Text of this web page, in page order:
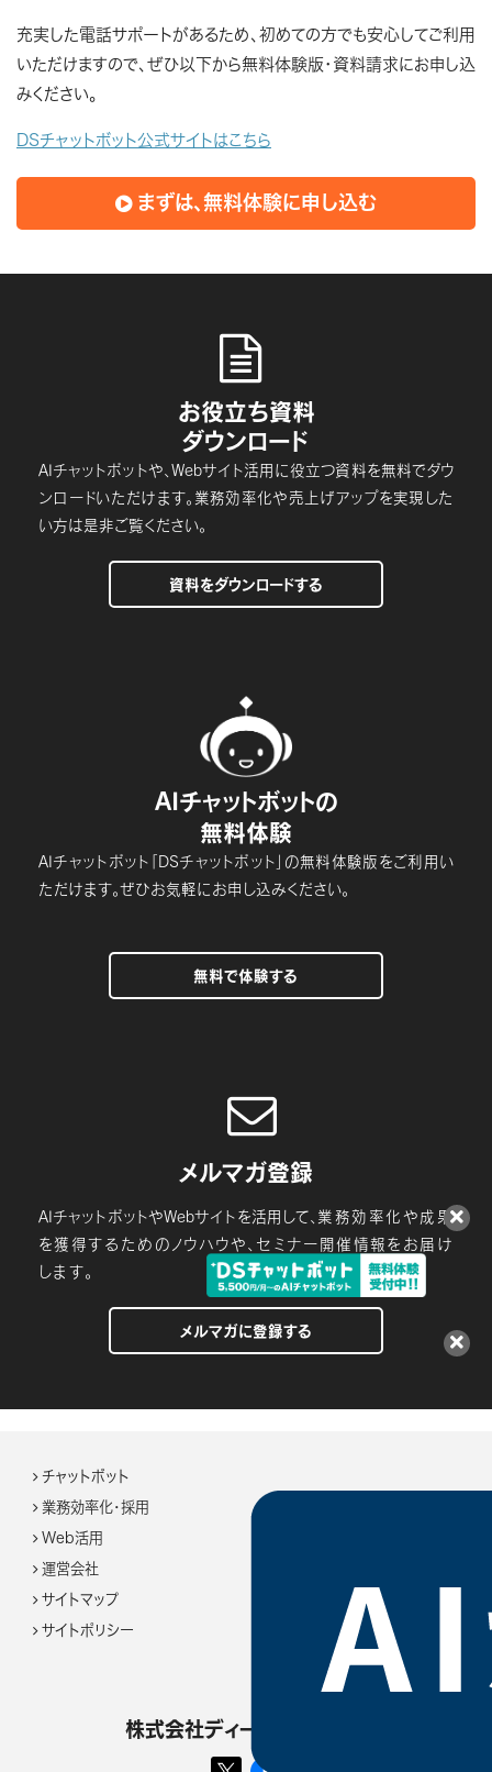
充実した電話サポートがあるため、初めての方でも安心してご利用
いただけますので、ぜひ以下から無料体験版・資料請求にお申し込
みください。
DSチャットボット公式サイトはこちら
まずは、無料体験に申し込む

お役立ち資料
ダウンロード
AIチャットボットや、Webサイト活用に役立つ資料を無料でダウ
ンロードいただけます。業務効率化や売上げアップを実現した
い方は是非ご覧ください。
資料をダウンロードする
AIチャットボットの
無料体験
AIチャットボット「DSチャットボット」の無料体験版をご利用い
ただけます。ぜひお気軽にお申し込みください。
無料で体験する

メルマガ登録
AIチャットボットやWebサイトを活用して、 業務効率化や成果
を獲得するためのノウハウや、セミナー開催情報をお届け
します。
メルマガに登録する
チャットボット
業務効率化・採用
Web活用
運営会社
サイトマップ
サイトポリシー
株式会社ディーエスブランド